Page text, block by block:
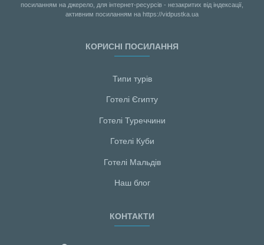
посиланням на джерело, для інтернет-ресурсів - незакритих від індексації,
активним посиланням на https://vidpustka.ua
КОРИСНІ ПОСИЛАННЯ
Типи турів
Готелі Єгипту
Готелі Туреччини
Готелі Куби
Готелі Мальдiв
Наш блог
КОНТАКТИ